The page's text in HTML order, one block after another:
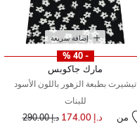
إضافة سريعة
- 40 %
مارك جاكوبس
تيشيرت بطبعة الزهور باللون الأسود
للبنات
من د.إ 174.00 سعر مخفض من
د.إ 290.00 إلى